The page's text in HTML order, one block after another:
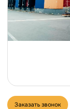
Заказать звонок